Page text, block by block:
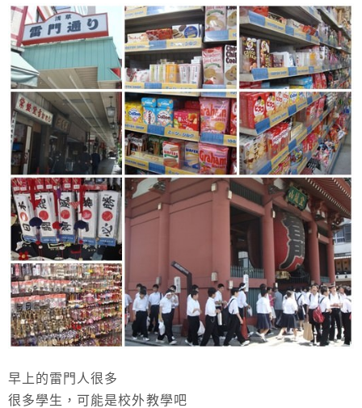
早上的雷門人很多
很多學生，可能是校外教學吧